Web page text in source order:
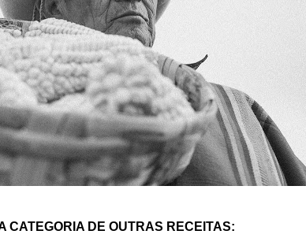
CATEGORIA DE OUTRAS RECEITAS: